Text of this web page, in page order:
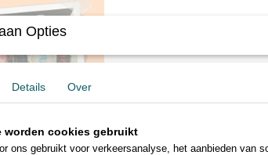
Opties
Details Over
worden cookies gebruikt
ons gebruikt voor verkeersanalyse, het aanbieden van